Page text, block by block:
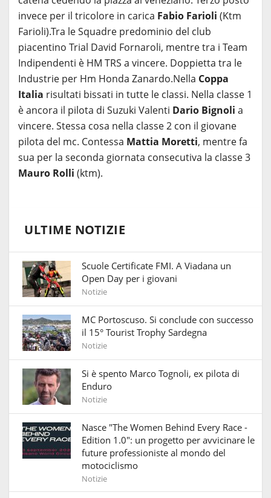
invece per il tricolore in carica Fabio Farioli (Ktm
Farioli).Tra le Squadre predominio del club
piacentino Trial David Fornaroli, mentre tra i Team
Indipendenti è HM TRS a vincere. Doppietta tra le
Industrie per Hm Honda Zanardo.Nella Coppa
Italia risultati bissati in tutte le classi. Nella classe 1
è ancora il pilota di Suzuki Valenti Dario Bignoli a
vincere. Stessa cosa nella classe 2 con il giovane
pilota del mc. Contessa Mattia Moretti, mentre fa
sua per la seconda giornata consecutiva la classe 3
Mauro Rolli (ktm).
ULTIME NOTIZIE
Scuole Certificate FMI. A Viadana un
Open Day per i giovani
Notizie
MC Portoscuso. Si conclude con successo
il 15° Tourist Trophy Sardegna
Notizie
Si è spento Marco Tognoli, ex pilota di
Enduro
Notizie
Nasce "The Women Behind Every Race -
Edition 1.0": un progetto per avvicinare le
future professioniste al mondo del
motociclismo
Notizie